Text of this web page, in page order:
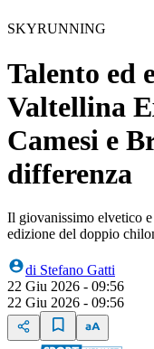
SKYRUNNING
Talento ed
Valtellina
Camesi e
differenza
Il giovanissimo elvetico
edizione del doppio
di Stefano Gatti
22 Giu 2026 - 09:56
22 Giu 2026 - 09:56